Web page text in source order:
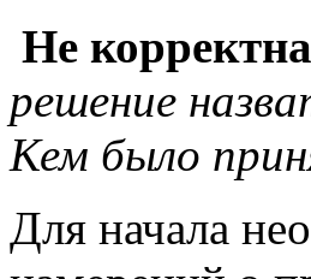
Не
решение
Кем было
Для начала